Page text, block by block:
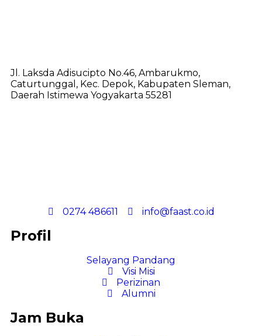
Jl. Laksda Adisucipto No.46, Ambarukmo,
Caturtunggal, Kec. Depok, Kabupaten Sleman,
Daerah Istimewa Yogyakarta 55281
0274 486611 info@faast.co.id
Profil
Selayang Pandang
Visi Misi
Perizinan
Alumni
Jam Buka